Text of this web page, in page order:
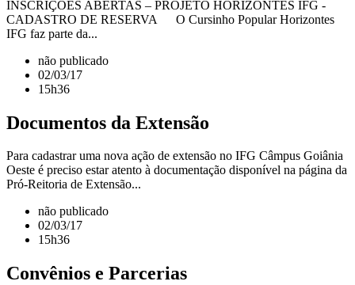
INSCRIÇÕES ABERTAS – PROJETO HORIZONTES IFG -
CADASTRO DE RESERVA O Cursinho Popular Horizontes
IFG faz parte da...
não publicado
02/03/17
15h36
Documentos da Extensão
Para cadastrar uma nova ação de extensão no IFG Câmpus Goiânia
Oeste é preciso estar atento à documentação disponível na página da
Pró-Reitoria de Extensão...
não publicado
02/03/17
15h36
Convênios e Parcerias